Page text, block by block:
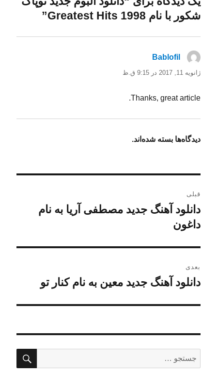
شکور با نام Greatest Hits 1998”
Bablofil
ژانویه 11, 2017 در 9:15 ق.ظ
Thanks, great article.
دیدگاه‌ها بسته شده‌اند.
نوشته
قبلی
نوشته
قبلی:
دانلود آهنگ جدید مصطفی آریا به نام
داغون
بعدی
نوشته
دانلود آهنگ جدید معین به نام کنار تو
برای: